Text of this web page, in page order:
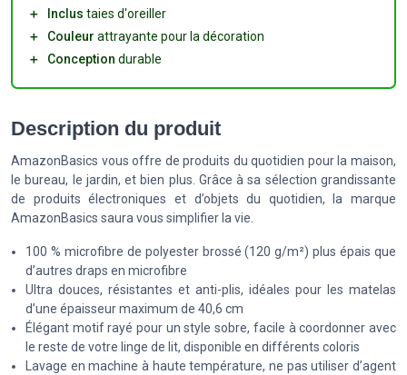
＋
Inclus taies d'oreiller
＋
Couleur attrayante pour la décoration
＋
Conception durable
Description du produit
AmazonBasics vous offre de produits du quotidien pour la maison,
le bureau, le jardin, et bien plus. Grâce à sa sélection grandissante
de produits électroniques et d’objets du quotidien, la marque
AmazonBasics saura vous simplifier la vie.
100 % microfibre de polyester brossé (120 g/m²) plus épais que
d’autres draps en microfibre
Ultra douces, résistantes et anti-plis, idéales pour les matelas
d’une épaisseur maximum de 40,6 cm
Élégant motif rayé pour un style sobre, facile à coordonner avec
le reste de votre linge de lit, disponible en différents coloris
Lavage en machine à haute température, ne pas utiliser d’agent